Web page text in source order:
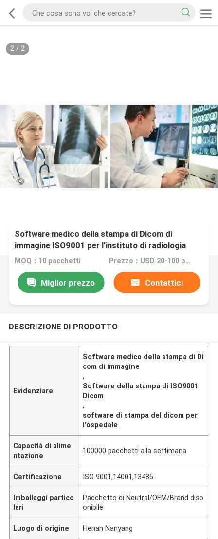
2/ 2
Software medico della stampa di Dicom di
immagine ISO9001 per l'instituto di radiologia
dell'ospedale
MOQ：10 pacchetti Prezzo：USD 20-100 per Pack
Miglior prezzo Contattici
DESCRIZIONE DI PRODOTTO
Evidenziare:
Software medico della stampa di Di
com di immagine
,
Software della stampa di ISO9001
Dicom
,
software di stampa del dicom per
l'ospedale
Capacità di alime
ntazione
100000 pacchetti alla settimana
Certificazione ISO 9001,14001,13485
Imballaggi partico
lari
Pacchetto di Neutral/OEM/Brand disp
onibile
Luogo di origine Henan Nanyang